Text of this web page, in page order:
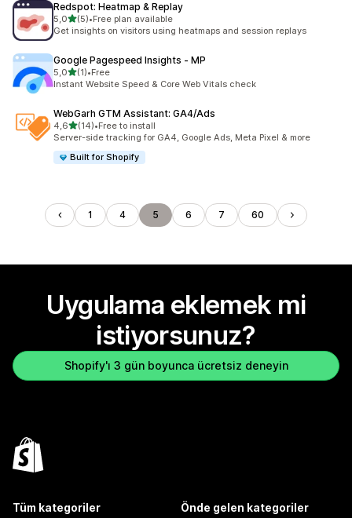
Redspot: Heatmap & Replay
5,05 yıldız üzerinden
(5)
toplam 5 değerlendirme
•Free plan available
Get insights on visitors using heatmaps and session replays
Google Pagespeed Insights ‑ MP
5,05 yıldız üzerinden
(1)
toplam 1 değerlendirme
•Free
Instant Website Speed & Core Web Vitals check
WebGarh GTM Assistant: GA4/Ads
4,65 yıldız üzerinden
(14)
toplam 14 değerlendirme
•Free to install
Server-side tracking for GA4, Google Ads, Meta Pixel & more
Built for Shopify
1 4 5 6 7 60
Uygulama eklemek mi
istiyorsunuz?
Shopify'ı 3 gün boyunca ücretsiz deneyin
Tüm kategoriler Önde gelen kategoriler